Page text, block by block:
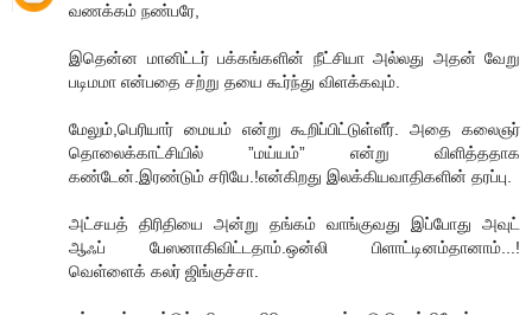
வணக்கம் நண்பரே,
இதென்ன மானிட்டர் பக்கங்களின் நீட்சியா அல்லது அதன் வேறு
படிமமா என்பதை சற்று தயை கூர்ந்து விளக்கவும்.
மேலும்,பெரியார் மையம் என்று கூறிப்பிட்டுள்ளீர். அதை கலைஞர்
தொலைக்காட்சியில் ”மய்யம்” என்று விளித்ததாக
கண்டேன்.இரண்டும் சரியே.!என்கிறது இலக்கியவாதிகளின் தரப்பு.
அட்சயத் திரிதியை அன்று தங்கம் வாங்குவது இப்போது அவுட்
ஆஃப் பேஸனாகிவிட்டதாம்.ஒன்லி பிளாட்டினம்தானாம்...!
வெள்ளைக் கலர் ஜிங்குச்சா.